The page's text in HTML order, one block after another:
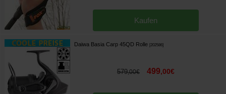
Kaufen
Daiwa Basia Carp 45QD Rolle 202586]
579,00€ 499,00€